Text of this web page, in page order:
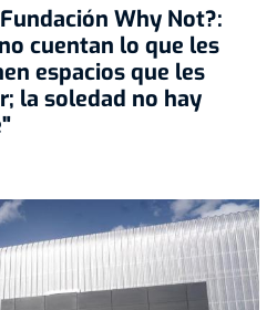
Why Not?:
cuentan lo que les
espacios que les
la soledad no hay